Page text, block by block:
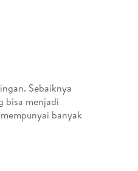
Sebaiknya
bisa menjadi
banyak